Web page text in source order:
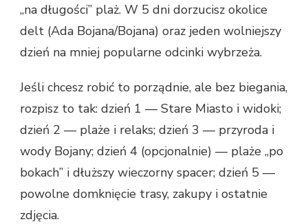
„na długości” plaż. W 5 dni dorzucisz okolice
delt (Ada Bojana/Bojana) oraz jeden wolniejszy
dzień na mniej popularne odcinki wybrzeża.
Jeśli chcesz robić to porządnie, ale bez biegania,
rozpisz to tak: dzień 1 — Stare Miasto i widoki;
dzień 2 — plaże i relaks; dzień 3 — przyroda i
wody Bojany; dzień 4 (opcjonalnie) — plaże „po
bokach” i dłuższy wieczorny spacer; dzień 5 —
powolne domknięcie trasy, zakupy i ostatnie
zdjęcia.